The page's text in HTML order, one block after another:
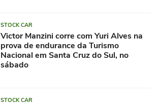
STOCK CAR
Victor Manzini corre com Yuri Alves na
prova de endurance da Turismo
Nacional em Santa Cruz do Sul, no
sábado
STOCK CAR